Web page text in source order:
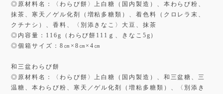
◎原材料名：〈わらび餅〉上白糖（国内製造）、本わらび粉、
抹茶、寒天／ゲル化剤（増粘多糖類）、着色料（クロレラ末、
クチナシ）、香料、〈別添きなこ〉大豆、抹茶
◎内容量：116g（わらび餅111ｇ、きなこ5g）
◎個箱サイズ：8㎝×8㎝×4㎝
和三盆わらび餅
◎原材料名：〈わらび餅〉上白糖（国内製造）、和三盆糖、三
温糖、本わらび粉、寒天／ゲル化剤（増粘多糖類）、〈別添き